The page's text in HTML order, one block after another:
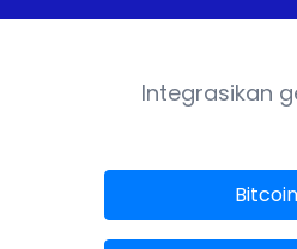
Integrasikan
Bitcoin